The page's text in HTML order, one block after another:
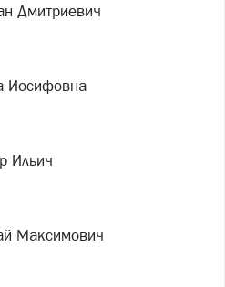
Дмитриевич
Иосифовна
Ильич
Максимович